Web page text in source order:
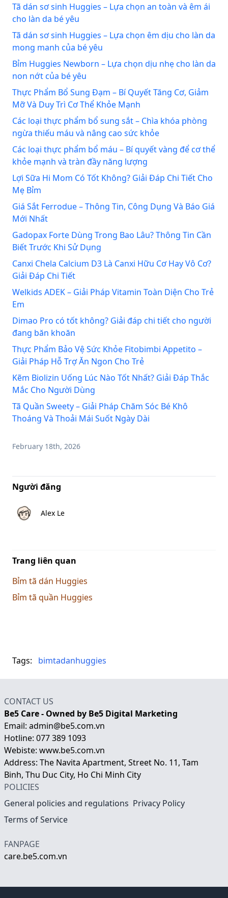
Tã dán sơ sinh Huggies – Lựa chọn an toàn và êm ái
cho làn da bé yêu
Tã dán sơ sinh Huggies – Lựa chọn êm dịu cho làn da
mong manh của bé yêu
Bỉm Huggies Newborn – Lựa chọn dịu nhẹ cho làn da
non nớt của bé yêu
Thực Phẩm Bổ Sung Đạm – Bí Quyết Tăng Cơ, Giảm
Mỡ Và Duy Trì Cơ Thể Khỏe Mạnh
Các loại thực phẩm bổ sung sắt – Chìa khóa phòng
ngừa thiếu máu và nâng cao sức khỏe
Các loại thực phẩm bổ máu – Bí quyết vàng để cơ thể
khỏe mạnh và tràn đầy năng lượng
Lợi Sữa Hi Mom Có Tốt Không? Giải Đáp Chi Tiết Cho
Mẹ Bỉm
Giá Sắt Ferrodue – Thông Tin, Công Dụng Và Báo Giá
Mới Nhất
Gadopax Forte Dùng Trong Bao Lâu? Thông Tin Cần
Biết Trước Khi Sử Dụng
Canxi Chela Calcium D3 Là Canxi Hữu Cơ Hay Vô Cơ?
Giải Đáp Chi Tiết
Welkids ADEK – Giải Pháp Vitamin Toàn Diện Cho Trẻ
Em
Dimao Pro có tốt không? Giải đáp chi tiết cho người
đang băn khoăn
Thực Phẩm Bảo Vệ Sức Khỏe Fitobimbi Appetito –
Giải Pháp Hỗ Trợ Ăn Ngon Cho Trẻ
Kẽm Biolizin Uống Lúc Nào Tốt Nhất? Giải Đáp Thắc
Mắc Cho Người Dùng
Tã Quần Sweety – Giải Pháp Chăm Sóc Bé Khô
Thoáng Và Thoải Mái Suốt Ngày Dài
February 18th, 2026
Người đăng
Alex Le
Trang liên quan
Bỉm tã dán Huggies
Bỉm tã quần Huggies
Tags: bimtadanhuggies
CONTACT US
Be5 Care - Owned by Be5 Digital Marketing
Email: admin@be5.com.vn
Hotline: 077 389 1093
Webiste: www.be5.com.vn
Address: The Navita Apartment, Street No. 11, Tam
Binh, Thu Duc City, Ho Chi Minh City
POLICIES
General policies and regulations Privacy Policy
Terms of Service
FANPAGE
care.be5.com.vn